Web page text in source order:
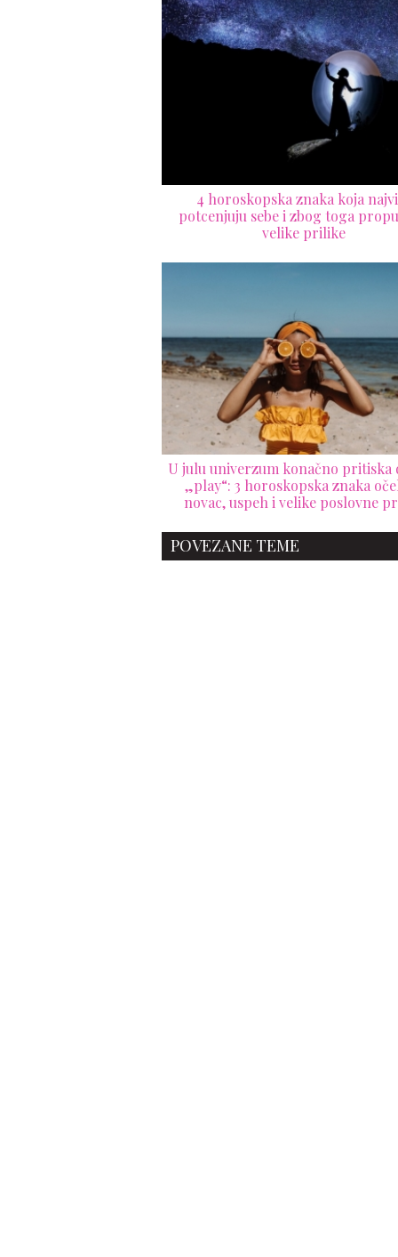
4 horoskopska znaka koja
potcenjuju sebe i zbog toga
velike prilike
U julu univerzum konačno pritiska
„play“: 3 horoskopska znaka
novac, uspeh i velike poslovne
POVEZANE TEME